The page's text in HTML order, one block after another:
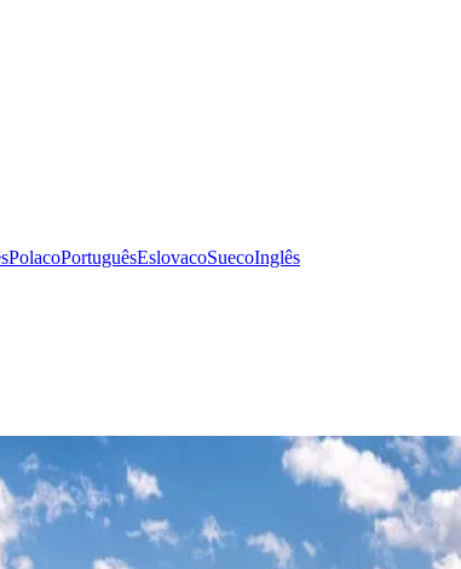
PolacoPortuguêsEslovacoSuecoInglês